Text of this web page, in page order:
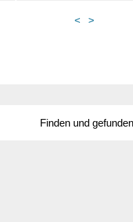
< >
Finden und